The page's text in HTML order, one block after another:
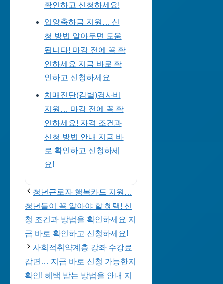
확인하고 신청하세요!
입양축하금 지원… 신
청 방법 알아두면 도움
됩니다! 마감 전에 꼭 확
인하세요 지금 바로 확
인하고 신청하세요!
치매진단(감별)검사비
지원… 마감 전에 꼭 확
인하세요! 자격 조건과
신청 방법 안내 지금 바
로 확인하고 신청하세
요!
청년근로자 행복카드 지원…
청년들이 꼭 알아야 할 혜택! 신
청 조건과 방법을 확인하세요 지
금 바로 확인하고 신청하세요!
사회적취약계층 강좌 수강료
감면… 지금 바로 신청 가능한지
확인! 혜택 받는 방법을 안내 지